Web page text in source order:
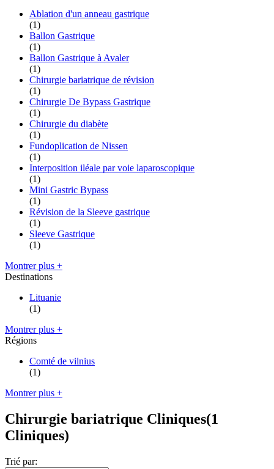
Ablation d'un anneau gastrique
(1)
Ballon Gastrique
(1)
Ballon Gastrique à Avaler
(1)
Chirurgie bariatrique de révision
(1)
Chirurgie De Bypass Gastrique
(1)
Chirurgie du diabète
(1)
Fundoplication de Nissen
(1)
Interposition iléale par voie laparoscopique
(1)
Mini Gastric Bypass
(1)
Révision de la Sleeve gastrique
(1)
Sleeve Gastrique
(1)
Montrer plus +
Destinations
Lituanie
(1)
Montrer plus +
Régions
Comté de vilnius
(1)
Montrer plus +
Chirurgie bariatrique Cliniques(1
Cliniques)
Trié par: